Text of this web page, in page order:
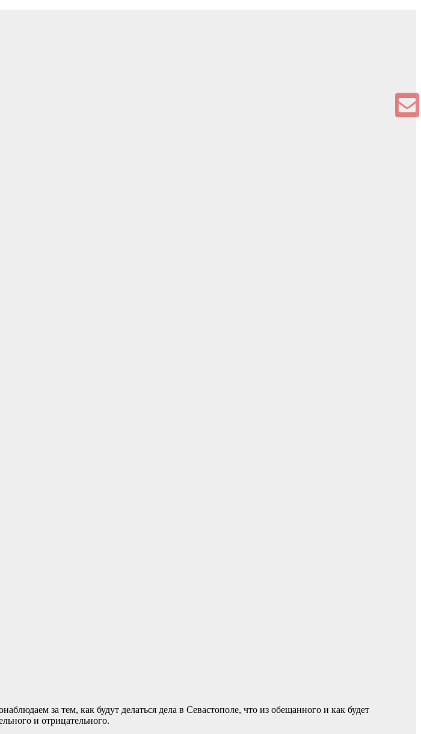
за тем, как будут делаться дела в Севастополе, что из обещанного и как будет
и отрицательного.